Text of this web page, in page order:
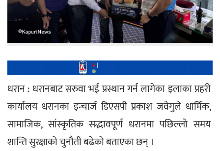
धरान : धरानबाट सरुवा भई प्रस्थान गर्न लागेका इलाका प्रहरी
कार्यालय धरानका इन्चार्ज डिएसपी प्रकाश जवेगुले धार्मिक,
सामाजिक, सांस्कृतिक सद्भावपूर्ण धरानमा पछिल्लो समय
शान्ति सुरक्षाको चुनौती बढेको बताएका छन् ।